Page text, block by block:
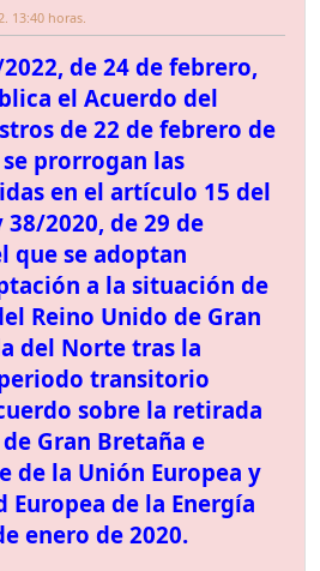
13:40 horas.
de 24 de febrero,
el Acuerdo del
de 22 de febrero de
prorrogan las
en el artículo 15 del
2020, de 29 de
que se adoptan
a la situación de
Reino Unido de Gran
del Norte tras la
transitorio
sobre la retirada
Gran Bretaña e
de la Unión Europea y
Europea de la Energía
enero de 2020.